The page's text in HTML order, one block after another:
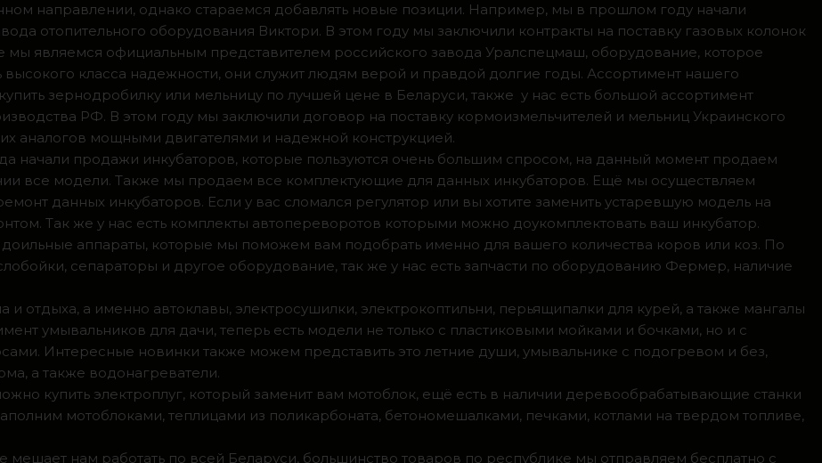
направлении, однако стараемся добавлять новые позиции. Например, мы в прошлом году начали
отопительного оборудования Виктори. В этом году мы заключили контракты на поставку газовых колонок
мы являемся официальным представителем российского завода Уралспецмаш, оборудование, которое
класса надежности, они служит людям верой и правдой долгие годы. Ассортимент нашего
зернодробилку или мельницу по лучшей цене в Беларуси, также у нас есть большой ассортимент
РФ. В этом году мы заключили договор на поставку кормоизмельчителей и мельниц Украинского
аналогов мощными двигателями и надежной конструкцией.
начали продажи инкубаторов, которые пользуются очень большим спросом, на данный момент продаем
все модели. Также мы продаем все комплектующие для данных инкубаторов. Ещё мы осуществляем
данных инкубаторов. Если у вас сломался регулятор или вы хотите заменить устаревшую модель на
Так же у нас есть комплекты автопереворотов которыми можно доукомплектовать ваш инкубатор.
доильные аппараты, которые мы поможем вам подобрать именно для вашего количества коров или коз. По
сепараторы и другое оборудование, так же у нас есть запчасти по оборудованию Фермер, наличие
отдыха, а именно автоклавы, электросушилки, электрокоптильни, перьящипалки для курей, а также мангалы
умывальников для дачи, теперь есть модели не только с пластиковыми мойками и бочками, но и с
Интересные новинки также можем представить это летние души, умывальнике с подогревом и без,
а также водонагреватели.
купить электроплуг, который заменит вам мотоблок, ещё есть в наличии деревообрабатывающие станки
мотоблоками, теплицами из поликарбоната, бетономешалками, печками, котлами на твердом топливе,
мешает нам работать по всей Беларуси, большинство товаров по республике мы отправляем бесплатно с